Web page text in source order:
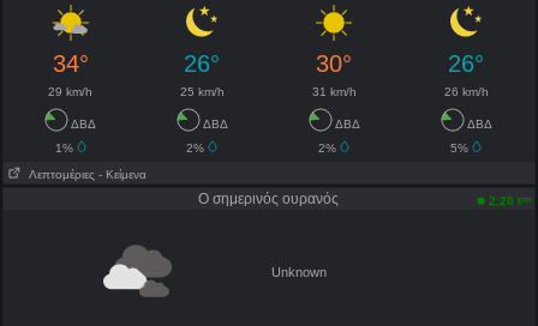
34° 26° 30° 26°
29 km/h 25 km/h 31 km/h 26 km/h
ΔΒΔ ΔΒΔ ΔΒΔ
ΔΒΔ
1%
2% 2%
5%
Λεπτομέριες - Κείμενα
Ο σημερινός ουρανός 2:20 pm
Unknown